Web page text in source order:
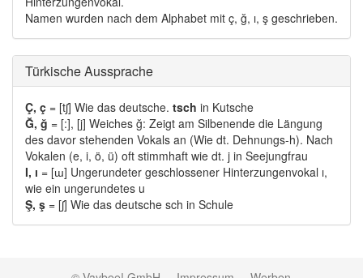
Namen wurden nach dem Alphabet mit ç, ğ, ı, ş geschrieben.
Türkische Aussprache
Ç, ç = [tʃ] Wie das deutsche. tsch in Kutsche
Ğ, ğ = [:], [j] Weiches ğ: Zeigt am Silbenende die Längung
des davor stehenden Vokals an (Wie dt. Dehnungs-h). Nach
Vokalen (e, i, ö, ü) oft stimmhaft wie dt. j in Seejungfrau
I, ı = [ɯ] Ungerundeter geschlossener Hinterzungenvokal ı,
wie ein ungerundetes u
Ş, ş = [ʃ] Wie das deutsche sch in Schule